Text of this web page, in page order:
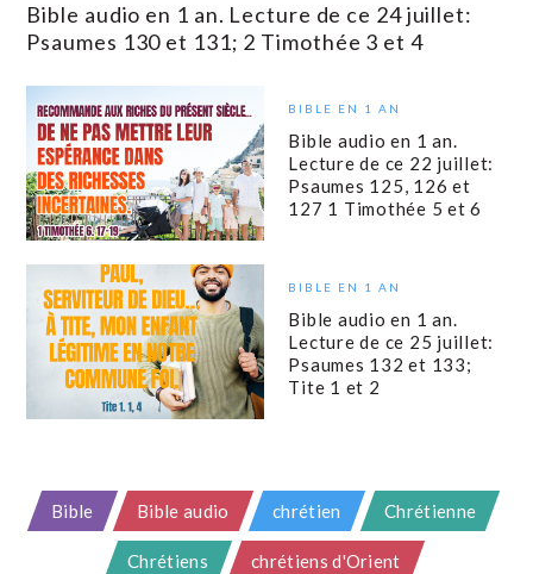
Bible audio en 1 an. Lecture de ce 24 juillet:
Psaumes 130 et 131; 2 Timothée 3 et 4
BIBLE EN 1 AN
Bible audio en 1 an.
Lecture de ce 22 juillet:
Psaumes 125, 126 et
127 1 Timothée 5 et 6
BIBLE EN 1 AN
Bible audio en 1 an.
Lecture de ce 25 juillet:
Psaumes 132 et 133;
Tite 1 et 2
Bible Bible audio chrétien Chrétienne
Chrétiens chrétiens d'Orient